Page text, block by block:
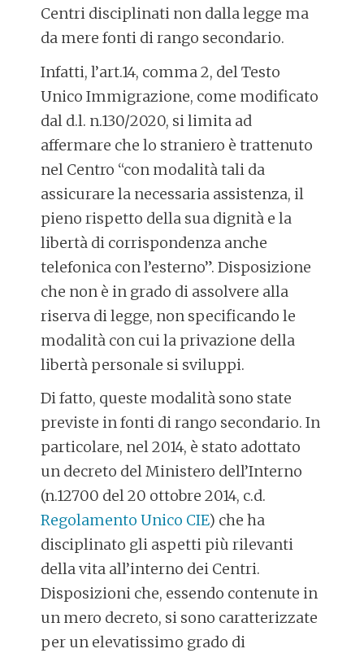
Centri disciplinati non dalla legge ma
da mere fonti di rango secondario.
Infatti, l’art.14, comma 2, del Testo
Unico Immigrazione, come modificato
dal d.l. n.130/2020, si limita ad
affermare che lo straniero è trattenuto
nel Centro “con modalità tali da
assicurare la necessaria assistenza, il
pieno rispetto della sua dignità e la
libertà di corrispondenza anche
telefonica con l’esterno”. Disposizione
che non è in grado di assolvere alla
riserva di legge, non specificando le
modalità con cui la privazione della
libertà personale si sviluppi.
Di fatto, queste modalità sono state
previste in fonti di rango secondario. In
particolare, nel 2014, è stato adottato
un decreto del Ministero dell’Interno
(n.12700 del 20 ottobre 2014, c.d.
Regolamento Unico CIE) che ha
disciplinato gli aspetti più rilevanti
della vita all’interno dei Centri.
Disposizioni che, essendo contenute in
un mero decreto, si sono caratterizzate
per un elevatissimo grado di